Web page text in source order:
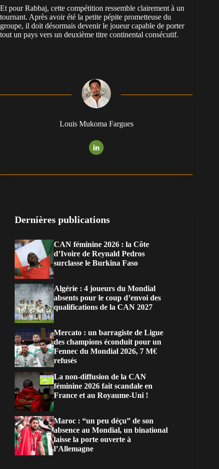
Et pour Rabbaj, cette compétition ressemble clairement à un
tournant. Après avoir été la petite pépite prometteuse du
groupe, il doit désormais devenir le joueur capable de porter
tout un pays vers un deuxième titre continental consécutif.
Louis Mukoma Fargues
Dernières publications
CAN féminine 2026 : la Côte
d’Ivoire de Reynald Pedros
surclasse le Burkina Faso
Algérie : 4 joueurs du Mondial
absents pour le coup d’envoi des
qualifications de la CAN 2027
Mercato : un barragiste de Ligue
des champions éconduit pour un
Fennec du Mondial 2026, 7 M€
refusés
La non-diffusion de la CAN
féminine 2026 fait scandale en
France et au Royaume-Uni !
Maroc : “un peu déçu” de son
absence au Mondial, un binational
laisse la porte ouverte à
l’Allemagne